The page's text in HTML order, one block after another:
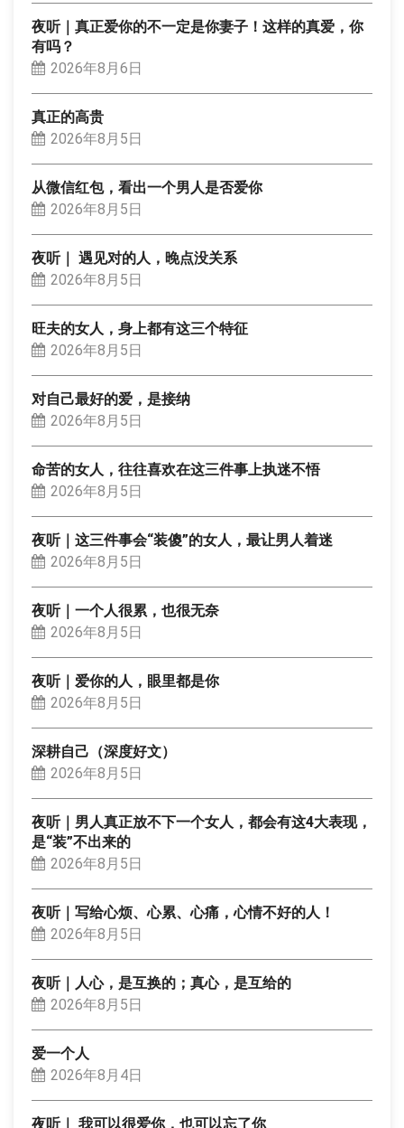
夜听｜真正爱你的不一定是你妻子！这样的真爱，你
有吗？
2026年8月6日
真正的高贵
2026年8月5日
从微信红包，看出一个男人是否爱你
2026年8月5日
夜听｜ 遇见对的人，晚点没关系
2026年8月5日
旺夫的女人，身上都有这三个特征
2026年8月5日
对自己最好的爱，是接纳
2026年8月5日
命苦的女人，往往喜欢在这三件事上执迷不悟
2026年8月5日
夜听｜这三件事会“装傻”的女人，最让男人着迷
2026年8月5日
夜听｜一个人很累，也很无奈
2026年8月5日
夜听｜爱你的人，眼里都是你
2026年8月5日
深耕自己（深度好文）
2026年8月5日
夜听｜男人真正放不下一个女人，都会有这4大表现，
是“装”不出来的
2026年8月5日
夜听｜写给心烦、心累、心痛，心情不好的人！
2026年8月5日
夜听｜人心，是互换的；真心，是互给的
2026年8月5日
爱一个人
2026年8月4日
夜听｜ 我可以很爱你，也可以忘了你